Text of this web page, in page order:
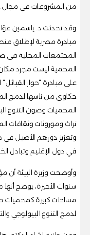
من المشروعات في مجال
وقد تحدثت د. ياسمين
مبادرة مصرية لإطلاق
المجتمعات المحلية فى
المحمية ليست مجرد مكان
على مبادرة "حوار
حكاوى من ناسها لدمج
المحميات وصون التنوع
تراث وموروثات وثقافات
وتعزيز دورهم الأصيل في
في دول الإقليم وتبادل
وأوضحت وزيرة البيئة أن
سنوات الأخيرة، يوضح
مساحات كبيرة
لدمج التنوع البيولوجي